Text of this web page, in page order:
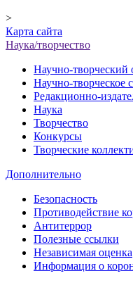
>
Карта сайта
Наука/творчество
Научно-творческий
Научно-творческое
Редакционно-
Наука
Творчество
Конкурсы
Творческие
Дополнительно
Безопасность
Противодействие
Антитеррор
Полезные ссылки
Независимая оценка
Информация о